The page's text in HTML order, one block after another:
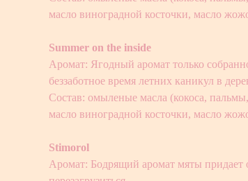
масло виноградной косточки, масло
Summer on the inside
Аромат: Ягодный аромат только
беззаботное время летних каникул в
Состав: омыленые масла (кокоса,
масло виноградной косточки, масло
Stimorol
Аромат: Бодрящий аромат мяты